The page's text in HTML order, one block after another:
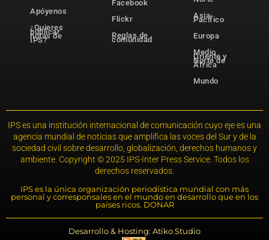
Apóyenos
¿Quieres
publicar
notas de
IPS?
Facebook
Flickr
Reglas de
comunidad
Asia-
Pacífico
Europa
Medio
Oriente y
Norte de
África
Mundo
IPS es una institución internacional de comunicación cuyo eje es una
agencia mundial de noticias que amplifica las voces del Sur y de la
sociedad civil sobre desarrollo, globalización, derechos humanos y
ambiente. Copyright © 2025 IPS-Inter Press Service. Todos los
derechos reservados.
IPS es la única organización periodística mundial con más
personal y corresponsales en el mundo en desarrollo que en los
países ricos. DONAR
Desarrollo & Hosting: Atiko.Studio